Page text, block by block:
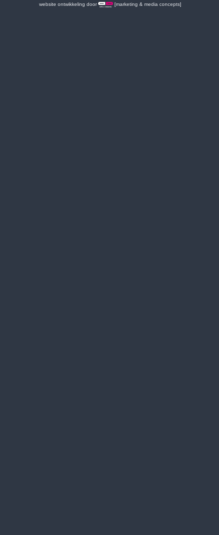
website ontwikkeling door
[marketing & media concepts]